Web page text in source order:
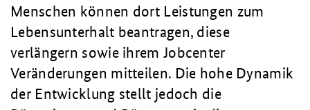
Menschen können dort Leistungen zum
Lebensunterhalt beantragen, diese
verlängern sowie ihrem Jobcenter
Veränderungen mitteilen. Die hohe Dynamik
der Entwicklung stellt jedoch die